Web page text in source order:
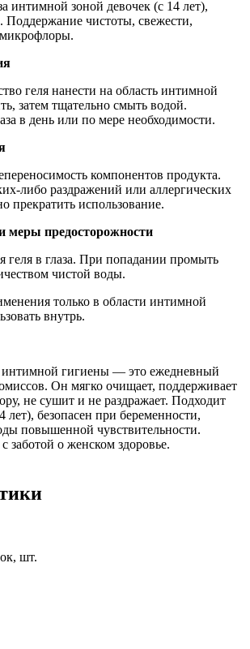
интимной зоной девочек (с 14 лет),
чистоты, свежести,
геля нанести на область интимной
затем тщательно смыть водой.
в день или по мере необходимости.
компонентов продукта.
либо раздражений или аллергических
прекратить использование.
меры предосторожности
геля в глаза. При попадании промыть
чистой воды.
только в области интимной
внутрь.
интимной гигиены — это ежедневный
Он мягко очищает, поддерживает
не сушит и не раздражает. Подходит
лет), безопасен при беременности,
повышенной чувствительности.
заботой о женском здоровье.
шт.